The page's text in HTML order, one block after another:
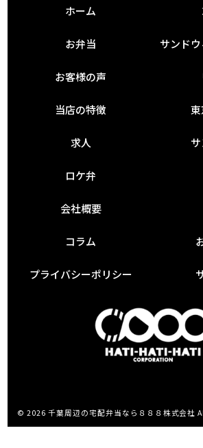
ホーム
お弁当 サンド
お客様の声
当店の特徴
求人
ロケ弁
会社概要
コラム
プライバシーポリシー
© 2026 千葉周辺の宅配弁当なら８８８株式会社